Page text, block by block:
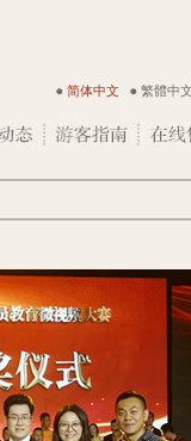
简体中文 繁體中文